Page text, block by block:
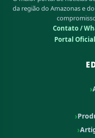
da região do Amazonas e
Contato /
Portal